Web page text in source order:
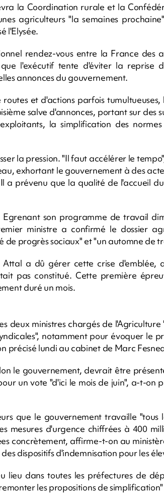
la Coordination rurale et la
agriculteurs "la semaines
l'Elysée.
rendez-vous entre la France des
l'exécutif tente d'éviter la reprise
annonces du gouvernement.
et d'actions parfois tumultueuses,
salve d'annonces, portant sur des
la simplification des
la pression. "Il faut accélérer le
exhortant le gouvernement à des
a prévenu que la qualité de l'accueil
son programme de travail
ministre a confirmé le dossier
de progrès sociaux" et "un automne de
a dû gérer cette crise d'emblée,
pas constitué. Cette première
duré un mois.
deux ministres chargés de
notamment pour évoquer le
précisé lundi au cabinet de Marc
le gouvernement, devrait être
un vote "d'ici le mois de juin", a-t-on
que le gouvernement travaille "tous
mesures d'urgence chiffrées à 400
concrètement, affirme-t-on au
dispositifs d'indemnisation pour les
lieu dans toutes les préfectures de
les propositions de